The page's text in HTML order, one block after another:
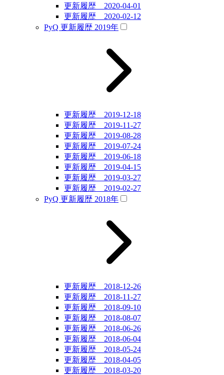
更新履歴 2020-04-01
更新履歴 2020-02-12
PyQ 更新履歴 2019年
更新履歴 2019-12-18
更新履歴 2019-11-27
更新履歴 2019-08-28
更新履歴 2019-07-24
更新履歴 2019-06-18
更新履歴 2019-04-15
更新履歴 2019-03-27
更新履歴 2019-02-27
PyQ 更新履歴 2018年
更新履歴 2018-12-26
更新履歴 2018-11-27
更新履歴 2018-09-10
更新履歴 2018-08-07
更新履歴 2018-06-26
更新履歴 2018-06-04
更新履歴 2018-05-24
更新履歴 2018-04-05
更新履歴 2018-03-20